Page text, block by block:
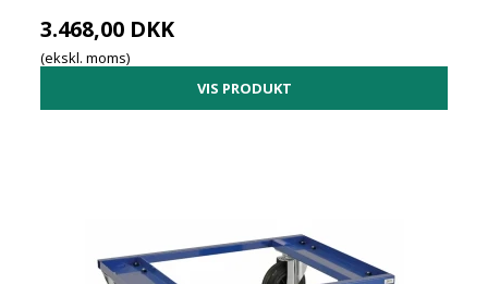
3.468,00 DKK
(ekskl. moms)
VIS PRODUKT